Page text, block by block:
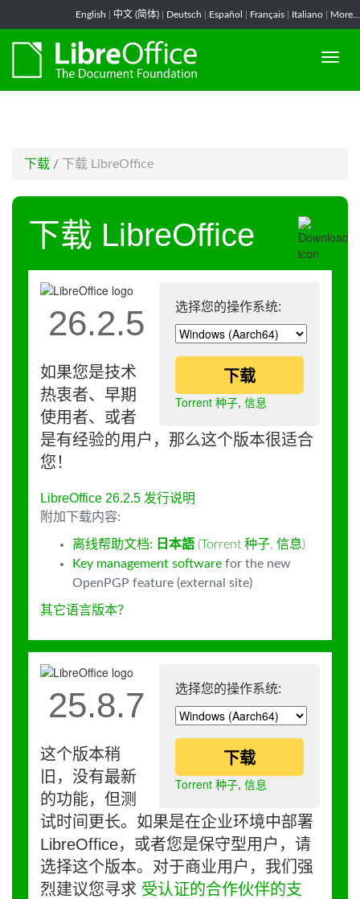
English 中文 (简体) Deutsch Español Français Italiano More...
下载 / 下载 LibreOffice
下载 LibreOffice
选择您的操作系统:
下载
Torrent 种子, 信息
26.2.5
如果您是技术
热衷者、早期
使用者、或者
是有经验的用户，那么这个版本很适合
您！
LibreOffice 26.2.5 发行说明
附加下载内容:
离线帮助文档: 日本語 (Torrent 种子, 信息)
Key management software for the new
OpenPGP feature (external site)
其它语言版本？
选择您的操作系统:
下载
Torrent 种子, 信息
25.8.7
这个版本稍
旧，没有最新
的功能，但测
试时间更长。如果是在企业环境中部署
LibreOffice，或者您是保守型用户，请
选择这个版本。对于商业用户，我们强
烈建议您寻求 受认证的合作伙伴的支